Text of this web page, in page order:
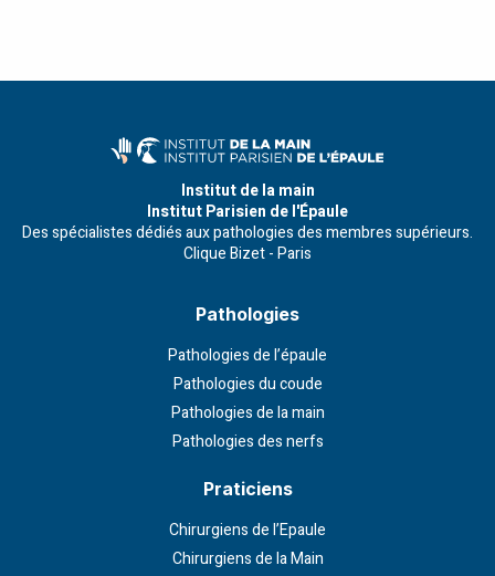
Institut de la main
Institut Parisien de l'Épaule
Des spécialistes dédiés aux pathologies des membres supérieurs.
Clique Bizet - Paris
Pathologies
Pathologies de l’épaule
Pathologies du coude
Pathologies de la main
Pathologies des nerfs
Praticiens
Chirurgiens de l’Epaule
Chirurgiens de la Main